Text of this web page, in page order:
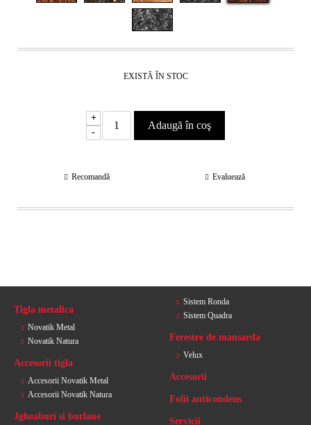
EXISTĂ ÎN STOC
+
-
Recomandă Evaluează
Tigla metalica
Novatik Metal
Novatik Natura
Accesorii tigla
Accesorii Novatik Metal
Accesorii Novatik Natura
Jgheaburi si burlane
Sistem Ronda
Sistem Quadra
Ferestre de mansarda
Velux
Accesorii
Folii anticondens
Servicii